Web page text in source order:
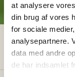
at analysere
din brug af vores
for sociale
analysepartnere.
data med andre
de har indsamlet
Du
Hvad